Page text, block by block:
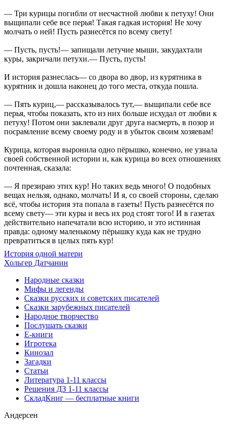
— Три курицы погибли от несчастной любви к петуху! Они
выщипали себе все перья! Такая гадкая история! Не хочу
молчать о ней! Пусть разнесётся по всему свету!
— Пусть, пусть!— запищали летучие мыши, закудахтали
куры, закричали петухи.— Пусть, пусть!
И история разнеслась— со двора во двор, из курятника в
курятник и дошла наконец до того места, откуда пошла.
— Пять куриц,— рассказывалось тут,— выщипали себе все
перья, чтобы показать, кто из них больше исхудал от любви к
петуху! Потом они заклевали друг друга насмерть, в позор и
посрамление всему своему роду и в убыток своим хозяевам!
Курица, которая выронила одно пёрышко, конечно, не узнала
своей собственной истории и, как курица во всех отношениях
почтенная, сказала:
— Я презираю этих кур! Но таких ведь много! О подобных
вещах нельзя, однако, молчать! И я, со своей стороны, сделаю
всё, чтобы история эта попала в газеты! Пусть разнесётся по
всему свету— эти куры и весь их род стоят того! И в газетах
действительно напечатали всю историю, и это истинная
правда: одному маленькому пёрышку куда как не трудно
превратиться в целых пять кур!
История одной матери
Хольгер Датчанин
Народные сказки
Мифы и легенды
Сказки русских и советских писателей
Сказки зарубежных писателей
Народное творчество
Послушать сказки
Е-книги
Игротека
Кинозал
Загадки
Статьи
Литература 1-11 классы
Решения ДЗ 1-11 классы
СкладКниг — бесплатные книги
Андерсен